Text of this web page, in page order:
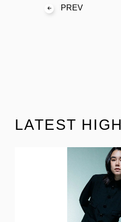
PREV
LATEST